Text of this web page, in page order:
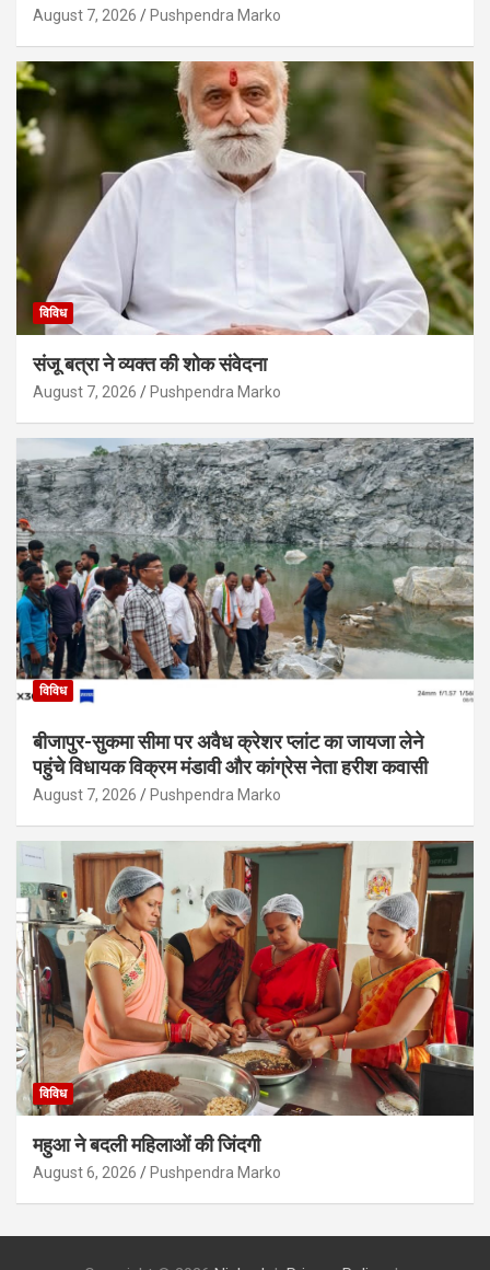
August 7, 2026 Pushpendra Marko
विविध
संजू बत्रा ने व्यक्त की शोक संवेदना
August 7, 2026 Pushpendra Marko
विविध
बीजापुर-सुकमा सीमा पर अवैध क्रेशर प्लांट का जायजा लेने
पहुंचे विधायक विक्रम मंडावी और कांग्रेस नेता हरीश कवासी
August 7, 2026 Pushpendra Marko
विविध
महुआ ने बदली महिलाओं की जिंदगी
August 6, 2026 Pushpendra Marko